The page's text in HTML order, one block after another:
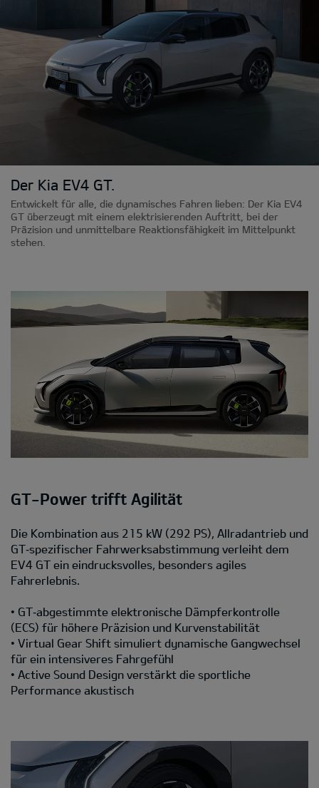
Der Kia EV4 GT.
Entwickelt für alle, die dynamisches Fahren lieben: Der Kia EV4
GT überzeugt mit einem elektrisierenden Auftritt, bei der
Präzision und unmittelbare Reaktionsfähigkeit im Mittelpunkt
stehen.
GT-Power trifft Agilität
Die Kombination aus 215 kW (292 PS), Allradantrieb und
GT‑spezifischer Fahrwerksabstimmung verleiht dem
EV4 GT ein eindrucksvolles, besonders agiles
Fahrerlebnis.
• GT‑abgestimmte elektronische Dämpferkontrolle
(ECS) für höhere Präzision und Kurvenstabilität
• Virtual Gear Shift simuliert dynamische Gangwechsel
für ein intensiveres Fahrgefühl
• Active Sound Design verstärkt die sportliche
Performance akustisch